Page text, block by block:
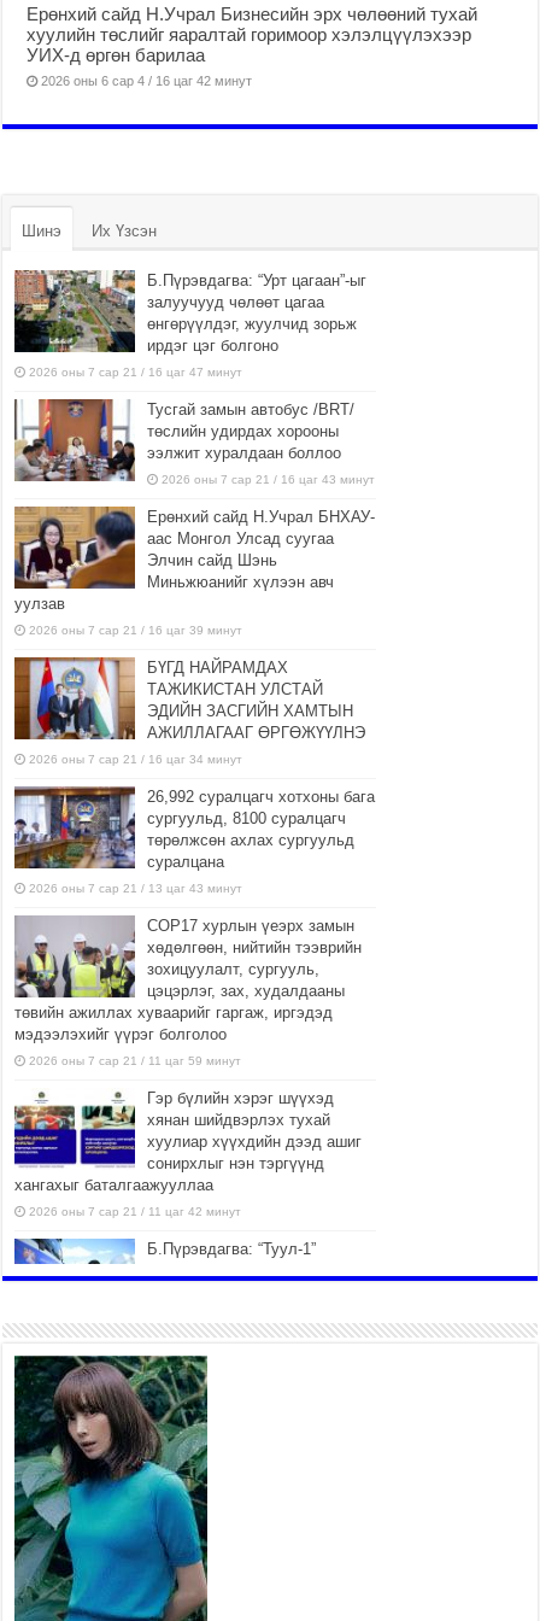
Ерөнхий сайд Н.Учрал Бизнесийн эрх чөлөөний тухай
хуулийн төслийг яаралтай горимоор хэлэлцүүлэхээр
УИХ-д өргөн барилаа
2026 оны 6 сар 4 / 16 цаг 42 минут
Шинэ Их Үзсэн
Б.Пүрэвдагва: “Урт цагаан”-ыг
залуучууд чөлөөт цагаа
өнгөрүүлдэг, жуулчид зорьж
ирдэг цэг болгоно
2026 оны 7 сар 21 / 16 цаг 47 минут
Тусгай замын автобус /BRT/
төслийн удирдах хорооны
ээлжит хуралдаан боллоо
2026 оны 7 сар 21 / 16 цаг 43 минут
Ерөнхий сайд Н.Учрал БНХАУ-
аас Монгол Улсад суугаа
Элчин сайд Шэнь
Миньжюанийг хүлээн авч
уулзав
2026 оны 7 сар 21 / 16 цаг 39 минут
БҮГД НАЙРАМДАХ
ТАЖИКИСТАН УЛСТАЙ
ЭДИЙН ЗАСГИЙН ХАМТЫН
АЖИЛЛАГААГ ӨРГӨЖҮҮЛНЭ
2026 оны 7 сар 21 / 16 цаг 34 минут
26,992 суралцагч хотхоны бага
сургуульд, 8100 суралцагч
төрөлжсөн ахлах сургуульд
суралцана
2026 оны 7 сар 21 / 13 цаг 43 минут
COP17 хурлын үеэрх замын
хөдөлгөөн, нийтийн тээврийн
зохицуулалт, сургууль,
цэцэрлэг, зах, худалдааны
төвийн ажиллах хуваарийг гаргаж, иргэдэд
мэдээлэхийг үүрэг болголоо
2026 оны 7 сар 21 / 11 цаг 59 минут
Гэр бүлийн хэрэг шүүхэд
хянан шийдвэрлэх тухай
хуулиар хүүхдийн дээд ашиг
сонирхлыг нэн тэргүүнд
хангахыг баталгаажууллаа
2026 оны 7 сар 21 / 11 цаг 42 минут
Б.Пүрэвдагва: “Туул-1”
2026 оны 7 сар 21 / 10 цаг 15 минут
НИЙСЛЭЛ, АЙМГИЙН
УДИРДЛАГУУДЫН АЖЛЫГ
ХҮНД СУРТЛЫГ БУУРУУЛЖ,
ИРГЭД, АЖ АХУЙН НЭГЖИЙН
АЧААГ ХЭРХЭН ХӨНГӨЛСНӨӨР ДҮГНЭНЭ
2026 оны 7 сар 21 / 10 цаг 09 минут
Байнгын хорооны дарга
М.Мандхай Цөлжилттэй
тэмцэх тухай НҮБ-ын
конвенцын талуудын 17 дугаар
бага хурал (СОР17)-ын бэлтгэл ажлын явцтай